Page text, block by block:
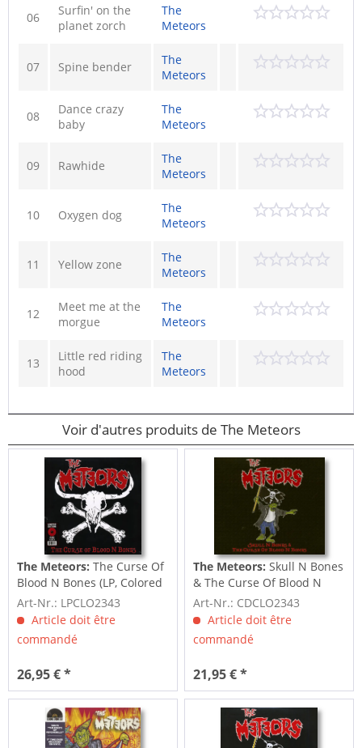
06
Surfin' on the
planet zorch
The
Meteors
07 Spine bender
The
Meteors
08
Dance crazy
baby
The
Meteors
09 Rawhide
The
Meteors
10 Oxygen dog
The
Meteors
11 Yellow zone
The
Meteors
12
Meet me at the
morgue
The
Meteors
13
Little red riding
hood
The
Meteors
Voir d'autres produits de The Meteors
The Meteors:The Curse Of
Blood N Bones (LP, Colored
Vinyl,...
Art-Nr.: LPCLO2343
Article doit être
commandé
26,95 € *
The Meteors:Skull N Bones
& The Curse Of Blood N
Bones (CD)
Art-Nr.: CDCLO2343
Article doit être
commandé
21,95 € *